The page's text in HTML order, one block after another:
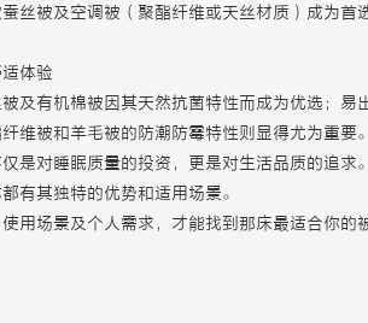
丝被及空调被（聚酯纤维或天丝材质）成为
体验
及有机棉被因其天然抗菌特性而成为优选；
维被和羊毛被的防潮防霉特性则显得尤为重要。
是对睡眠质量的投资，更是对生活品质的追
有其独特的优势和适用场景。
用场景及个人需求，才能找到那床最适合你的